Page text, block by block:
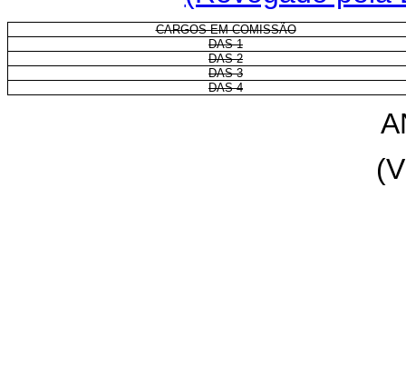
CARGOS EM COMISSÃO
DAS-1
DAS-2
DAS-3
DAS-4